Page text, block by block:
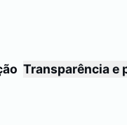
Transparência e